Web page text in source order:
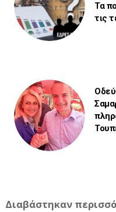
Τα
τις
Διαβάστηκαν